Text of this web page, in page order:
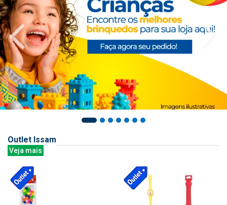
Outlet Issam
Veja mais